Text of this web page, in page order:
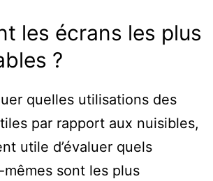
les écrans les plus
?
quelles utilisations des
par rapport aux nuisibles,
utile d’évaluer quels
sont les plus